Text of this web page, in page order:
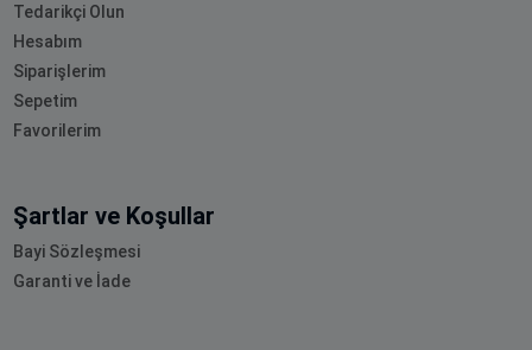
Tedarikçi Olun
Hesabım
Siparişlerim
Sepetim
Favorilerim
Şartlar ve Koşullar
Bayi Sözleşmesi
Garanti ve İade